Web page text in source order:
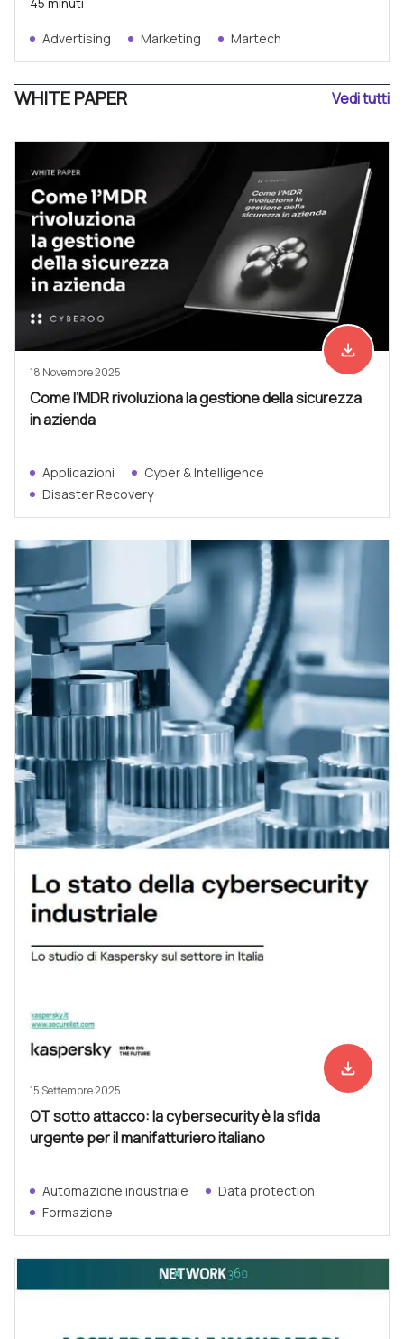
Advertising Marketing Martech
WHITE PAPER Vedi tutti
Scarica
file_download
18 Novembre 2025
Come l’MDR rivoluziona la gestione della sicurezza
in azienda
Applicazioni
Cyber & Intelligence
Disaster Recovery
Scarica
file_download
15 Settembre 2025
OT sotto attacco: la cybersecurity è la sfida
urgente per il manifatturiero italiano
Automazione industriale
Data protection
Formazione